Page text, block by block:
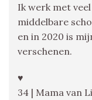
Ik werk met
middelbare
en in 2020 is
verschenen.
♥
34 | Mama van